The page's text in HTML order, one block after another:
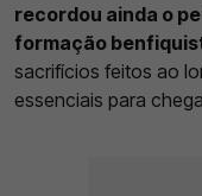
recordou ainda o
formação
sacrifícios feitos ao
essenciais para